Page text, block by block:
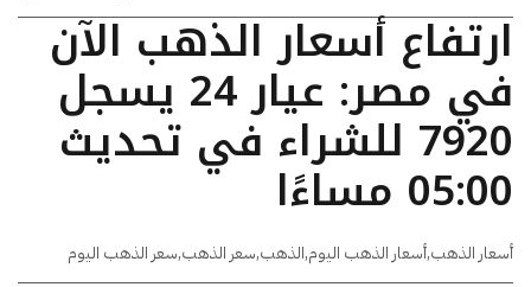
ارتفاع أسعار الذهب الآن
في مصر: عيار 24 يسجل
7920 للشراء في تحديث
05:00 مساءًا
أسعار الذهب,أسعار الذهب اليوم,الذهب,سعر الذهب,سعر الذهب اليوم